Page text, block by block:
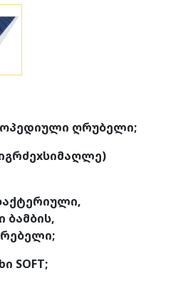
ღრუბელი;
SOFT;